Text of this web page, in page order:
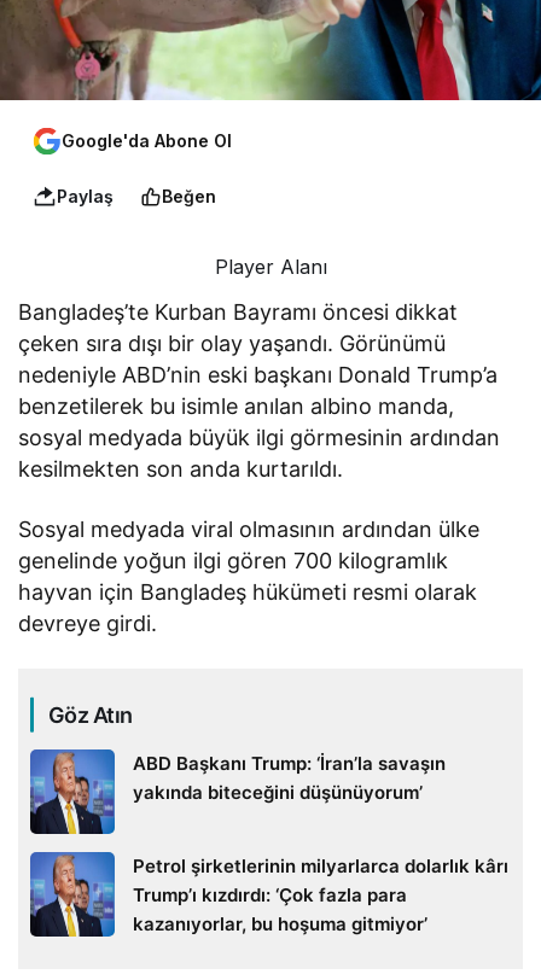
Google'da Abone Ol
Paylaş Beğen
Player Alanı
Bangladeş’te Kurban Bayramı öncesi dikkat
çeken sıra dışı bir olay yaşandı. Görünümü
nedeniyle ABD’nin eski başkanı Donald Trump’a
benzetilerek bu isimle anılan albino manda,
sosyal medyada büyük ilgi görmesinin ardından
kesilmekten son anda kurtarıldı.
Sosyal medyada viral olmasının ardından ülke
genelinde yoğun ilgi gören 700 kilogramlık
hayvan için Bangladeş hükümeti resmi olarak
devreye girdi.
Göz Atın
ABD Başkanı Trump: ‘İran’la savaşın
yakında biteceğini düşünüyorum’
Petrol şirketlerinin milyarlarca dolarlık kârı
Trump’ı kızdırdı: ‘Çok fazla para
kazanıyorlar, bu hoşuma gitmiyor’